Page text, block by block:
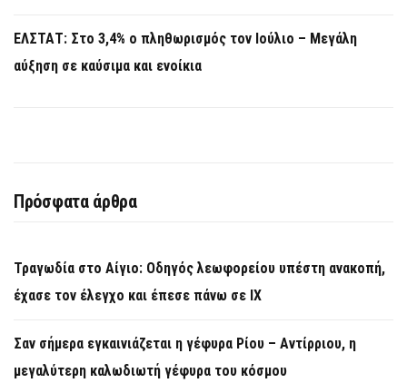
ΕΛΣΤΑΤ: Στο 3,4% ο πληθωρισμός τον Ιούλιο – Μεγάλη
αύξηση σε καύσιμα και ενοίκια
Πρόσφατα άρθρα
Τραγωδία στο Αίγιο: Οδηγός λεωφορείου υπέστη ανακοπή,
έχασε τον έλεγχο και έπεσε πάνω σε ΙΧ
Σαν σήμερα εγκαινιάζεται η γέφυρα Ρίου – Αντίρριου, η
μεγαλύτερη καλωδιωτή γέφυρα του κόσμου